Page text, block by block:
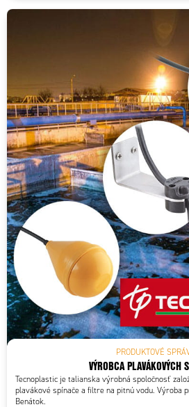
PRODUKTOVÉ
VÝROBCA PLAVÁKOVÝCH
Tecnoplastic je talianska výrobná spoločnosť
plavákové spínače a filtre na pitnú vodu. Výroba
Benátok.